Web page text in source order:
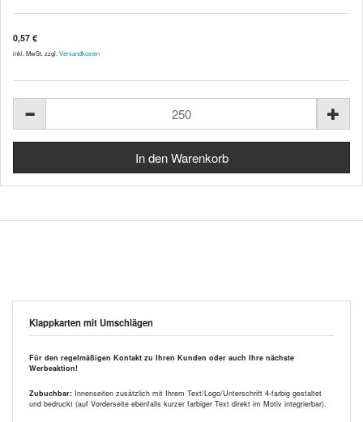
0,57 €
inkl. MwSt. zzgl. Versandkosten
Klappkarten mit Umschlägen
Für den regelmäßigen Kontakt zu Ihren Kunden oder auch Ihre nächste
Werbeaktion!
Zubuchbar: Innenseiten zusätzlich mit Ihrem Text/Logo/Unterschrift 4-farbig gestaltet
und bedruckt (auf Vorderseite ebenfalls kurzer farbiger Text direkt im Motiv integrierbar).